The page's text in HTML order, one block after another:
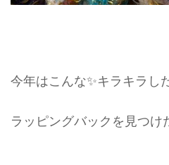
今年はこんな✨キラキラし
ラッピングバックを見つけ